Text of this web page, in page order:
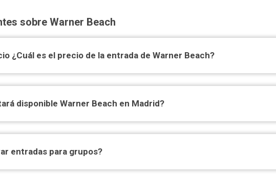
sobre Warner Beach
¿Cuál es el precio de la entrada de Warner Beach?
disponible Warner Beach en Madrid?
entradas para grupos?